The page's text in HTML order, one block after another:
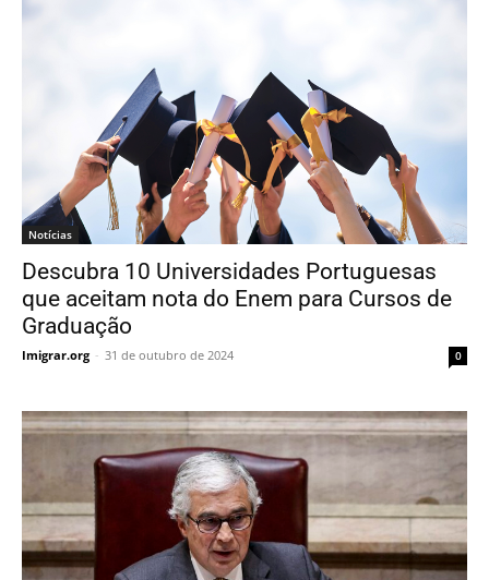
Notícias
Descubra 10 Universidades Portuguesas
que aceitam nota do Enem para Cursos de
Graduação
Imigrar.org - 31 de outubro de 2024 0